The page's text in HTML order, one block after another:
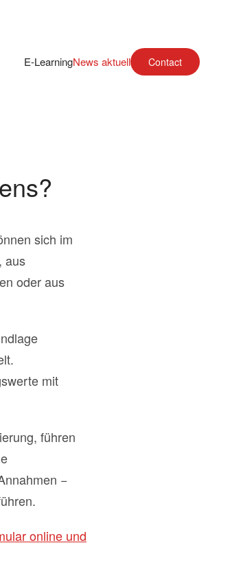
E-LearningNews aktuell Contact
sich im
aus
oder aus
mit
führen
−
online und